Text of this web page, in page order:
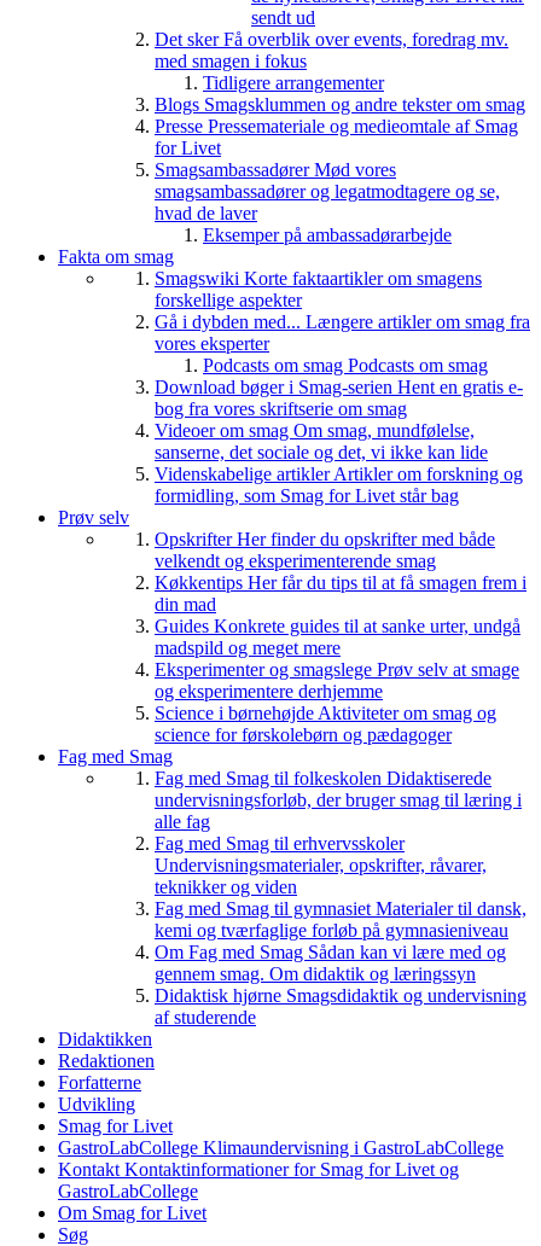
sendt ud
Det skerFå overblik over events, foredrag mv.
med smagen i fokus
Tidligere arrangementer
Blogs Smagsklummen og andre tekster om smag
Presse Pressemateriale og medieomtale af Smag
for Livet
SmagsambassadørerMød vores
smagsambassadører og legatmodtagere og se,
hvad de laver
Eksemper på ambassadørarbejde
Fakta om smag
Smagswiki Korte faktaartikler om smagens
forskellige aspekter
Gå i dybden med... Længere artikler om smag fra
vores eksperter
Podcasts om smag Podcasts om smag
Download bøger i Smag-serien Hent en gratis e-
bog fra vores skriftserie om smag
Videoer om smag Om smag, mundfølelse,
sanserne, det sociale og det, vi ikke kan lide
Videnskabelige artiklerArtikler om forskning og
formidling, som Smag for Livet står bag
Prøv selv
OpskrifterHer finder du opskrifter med både
velkendt og eksperimenterende smag
Køkkentips Her får du tips til at få smagen frem i
din mad
Guides Konkrete guides til at sanke urter, undgå
madspild og meget mere
Eksperimenter og smagslege Prøv selv at smage
og eksperimentere derhjemme
Science i børnehøjde Aktiviteter om smag og
science for førskolebørn og pædagoger
Fag med Smag
Fag med Smag til folkeskolen Didaktiserede
undervisningsforløb, der bruger smag til læring i
alle fag
Fag med Smag til erhvervsskoler
Undervisningsmaterialer, opskrifter, råvarer,
teknikker og viden
Fag med Smag til gymnasiet Materialer til dansk,
kemi og tværfaglige forløb på gymnasieniveau
Om Fag med Smag Sådan kan vi lære med og
gennem smag. Om didaktik og læringssyn
Didaktisk hjørne Smagsdidaktik og undervisning
af studerende
Didaktikken
Redaktionen
Forfatterne
Udvikling
Smag for Livet
GastroLabCollege Klimaundervisning i GastroLabCollege
Kontakt Kontaktinformationer for Smag for Livet og
GastroLabCollege
Om Smag for Livet
Søg